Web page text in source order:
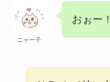
ニャー子
おぉー